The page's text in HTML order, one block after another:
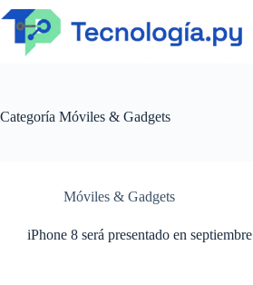
Saltar
al
contenido
Categoría Móviles & Gadgets
Móviles & Gadgets
iPhone 8 será presentado en septiembre